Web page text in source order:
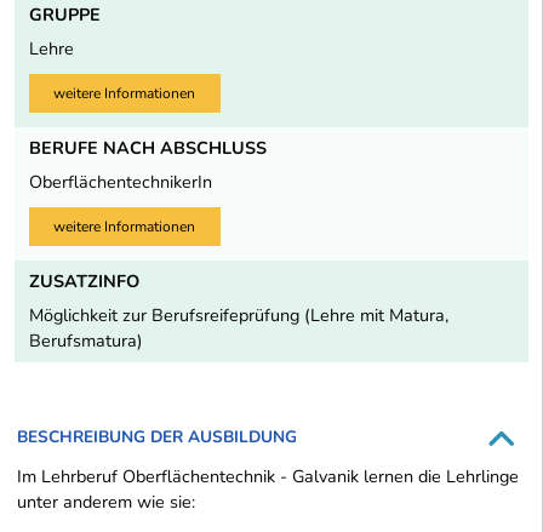
GRUPPE
Lehre
weitere Informationen
BERUFE NACH ABSCHLUSS
OberflächentechnikerIn
weitere Informationen
ZUSATZINFO
Möglichkeit zur Berufsreifeprüfung (Lehre mit Matura,
Berufsmatura)
BESCHREIBUNG DER AUSBILDUNG
Im Lehrberuf Oberflächentechnik - Galvanik lernen die Lehrlinge
unter anderem wie sie: